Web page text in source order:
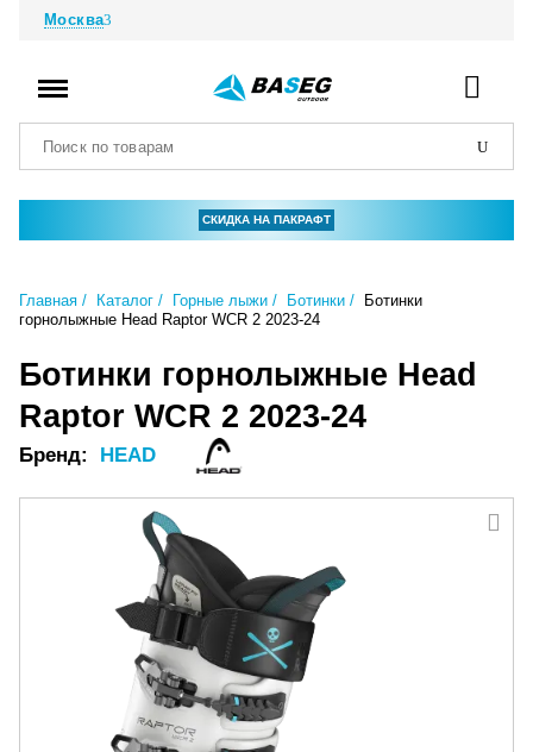
Москва
СКИДКА НА ПАКРАФТ
Главная Каталог Горные лыжи Ботинки
Ботинки
горнолыжные Head Raptor WCR 2 2023-24
Ботинки горнолыжные Head
Raptor WCR 2 2023-24
Бренд: HEAD